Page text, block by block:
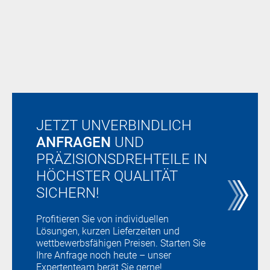
Elektromotoren
Medizin- und Dentaltechnik
Pyrotechnik
Sensorik, Regel- und
Messtechnik
Verriegelungssysteme
JETZT UNVERBINDLICH
ANFRAGEN UND
PRÄZISIONSDREHTEILE IN
HÖCHSTER QUALITÄT
SICHERN!
Profitieren Sie von individuellen
Lösungen, kurzen Lieferzeiten und
wettbewerbsfähigen Preisen. Starten Sie
Ihre Anfrage noch heute – unser
Expertenteam berät Sie gerne!